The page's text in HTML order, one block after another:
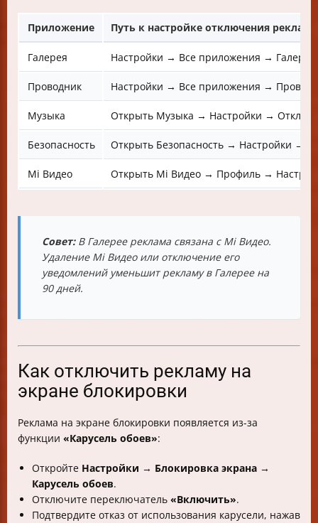
Приложение Путь к настройке отключения
Галерея Настройки → Все приложения →
Проводник Настройки → Все приложения →
Музыка Открыть Музыка → Настройки →
Безопасность Открыть Безопасность → Настройки →
Mi Видео Открыть Mi Видео → Профиль →
Совет:В Галерее реклама связана с Mi Видео.
Удаление Mi Видео или отключение его
уведомлений уменьшит рекламу в Галерее на
90 дней.
Как отключить рекламу на
экране блокировки
Реклама на экране блокировки появляется из-за
функции «Карусель обоев»:
Откройте Настройки → Блокировка экрана →
Карусель обоев.
Отключите переключатель «Включить».
Подтвердите отказ от использования карусели, нажав